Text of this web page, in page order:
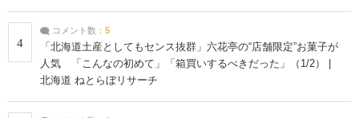
4
コメント数： 5
「北海道土産としてもセンス抜群」六花亭の“店舗限定”お菓子が
人気 「こんなの初めて」「箱買いするべきだった」（1/2） |
北海道 ねとらぼリサーチ